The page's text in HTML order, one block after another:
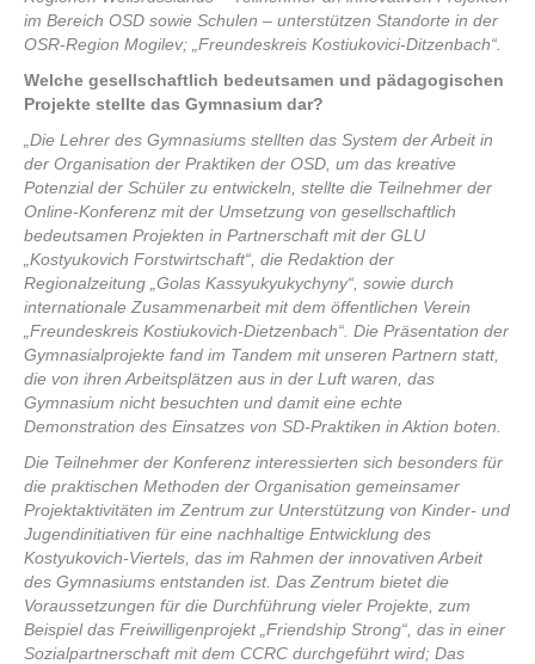
im Bereich OSD sowie Schulen – unterstützen Standorte in der
OSR-Region Mogilev; „Freundeskreis Kostiukovici-Ditzenbach“.
Welche gesellschaftlich bedeutsamen und pädagogischen
Projekte stellte das Gymnasium dar?
„Die Lehrer des Gymnasiums stellten das System der Arbeit in
der Organisation der Praktiken der OSD, um das kreative
Potenzial der Schüler zu entwickeln, stellte die Teilnehmer der
Online-Konferenz mit der Umsetzung von gesellschaftlich
bedeutsamen Projekten in Partnerschaft mit der GLU
„Kostyukovich Forstwirtschaft“, die Redaktion der
Regionalzeitung „Golas Kassyukyukychyny“, sowie durch
internationale Zusammenarbeit mit dem öffentlichen Verein
„Freundeskreis Kostiukovich-Dietzenbach“. Die Präsentation der
Gymnasialprojekte fand im Tandem mit unseren Partnern statt,
die von ihren Arbeitsplätzen aus in der Luft waren, das
Gymnasium nicht besuchten und damit eine echte
Demonstration des Einsatzes von SD-Praktiken in Aktion boten.
Die Teilnehmer der Konferenz interessierten sich besonders für
die praktischen Methoden der Organisation gemeinsamer
Projektaktivitäten im Zentrum zur Unterstützung von Kinder- und
Jugendinitiativen für eine nachhaltige Entwicklung des
Kostyukovich-Viertels, das im Rahmen der innovativen Arbeit
des Gymnasiums entstanden ist. Das Zentrum bietet die
Voraussetzungen für die Durchführung vieler Projekte, zum
Beispiel das Freiwilligenprojekt „Friendship Strong“, das in einer
Sozialpartnerschaft mit dem CCRC durchgeführt wird; Das